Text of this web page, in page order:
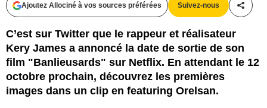
Ajoutez Allociné à vos sources préférées Suivez-nous
C’est sur Twitter que le rappeur et réalisateur
Kery James a annoncé la date de sortie de son
film "Banlieusards" sur Netflix. En attendant le 12
octobre prochain, découvrez les premières
images dans un clip en featuring Orelsan.